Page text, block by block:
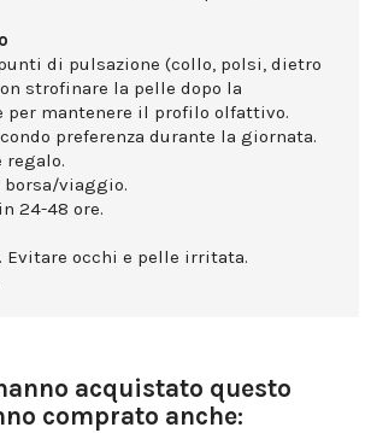
di pulsazione (collo, polsi, dietro
strofinare la pelle dopo la
per mantenere il profilo olfattivo.
preferenza durante la giornata.
regalo.
viaggio.
24-48 ore.
Evitare occhi e pelle irritata.
acquistato questo
comprato anche: